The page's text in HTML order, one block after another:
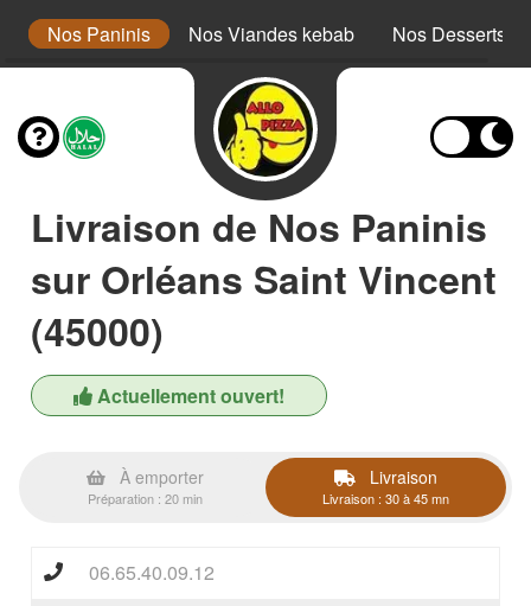
Nos Paninis Nos Viandes kebab Nos Desserts
Livraison de Nos Paninis
sur Orléans Saint Vincent
(45000)
Actuellement ouvert!
À emporter
Préparation : 20 min
Livraison
Livraison : 30 à 45 mn
06.65.40.09.12